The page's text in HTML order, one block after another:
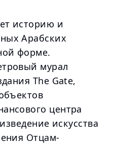
историю и
Арабских
форме.
мурал
The Gate,
центра
искусства
Отцам-